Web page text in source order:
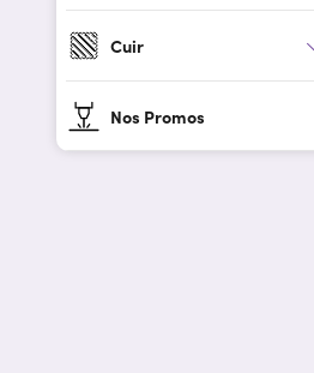
Cuir
Nos Promos